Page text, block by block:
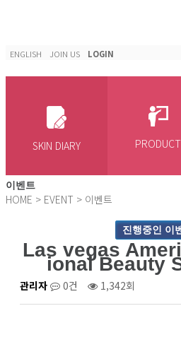
ENGLISH JOIN US LOGIN
SKIN DIARY PRODUCT
이벤트
HOME > EVENT > 이벤트
진행중인 이
Las vegas
ional Beauty
관리자 0건 1,342회